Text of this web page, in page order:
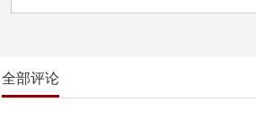
全部评论